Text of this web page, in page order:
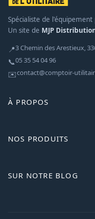
Spécialiste de
Un site de MJP
📍3 Chemin des Arestieux,
📞05 35 54 04 96
✉️contact@comptoir-
À PROPOS
NOS PRODUITS
SUR NOTRE BLOG